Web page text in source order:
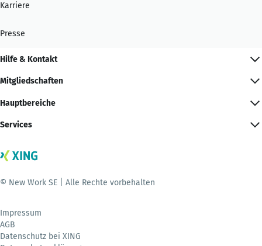
Karriere
Presse
Hilfe & Kontakt
Mitgliedschaften
Hauptbereiche
Services
© New Work SE | Alle Rechte vorbehalten
Impressum
AGB
Datenschutz bei XING